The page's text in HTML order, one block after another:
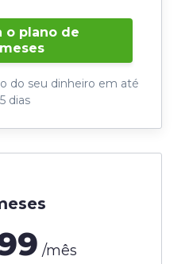
o plano de
do seu dinheiro em até
dias
/mês